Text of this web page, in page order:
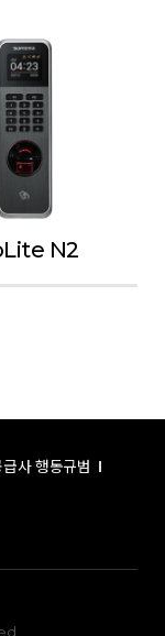
N2
급사 행동규범